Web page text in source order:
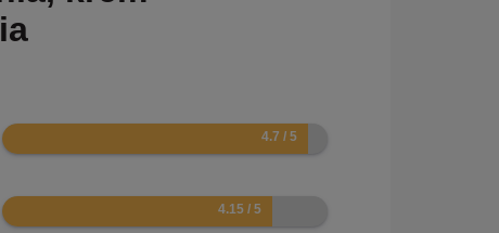
9.4
8.3